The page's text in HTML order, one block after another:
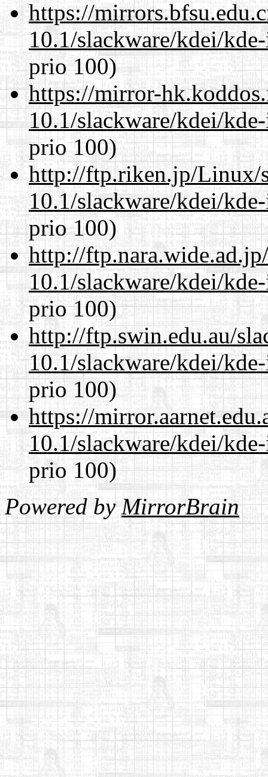
https://
10.1/slackware/kdei/
prio 100)
https://mirror-
10.1/slackware/kdei/
prio 100)
http://ftp.riken.jp/Linux/
10.1/slackware/kdei/
prio 100)
http://
10.1/slackware/kdei/
prio 100)
http://ftp.swin.edu.au/
10.1/slackware/kdei/
prio 100)
https://
10.1/slackware/kdei/
prio 100)
Powered byMirrorBrain